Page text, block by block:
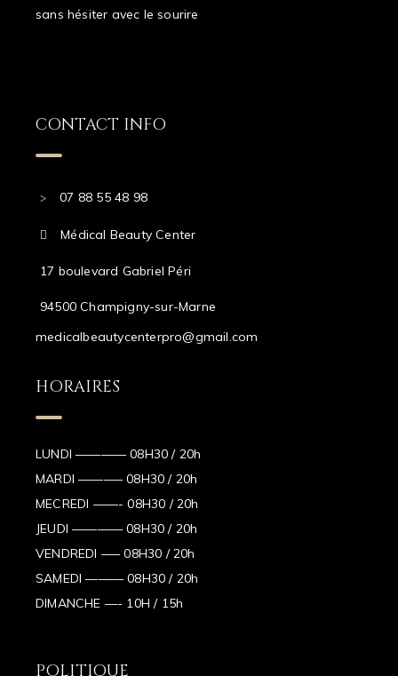
sans hésiter avec le sourire
CONTACT INFO
07 88 55 48 98
Médical Beauty Center
17 boulevard Gabriel Péri
94500 Champigny-sur-Marne
medicalbeautycenterpro@gmail.com
HORAIRES
LUNDI ———— 08H30 / 20h
MARDI ———– 08H30 / 20h
MECREDI ——- 08H30 / 20h
JEUDI ———— 08H30 / 20h
VENDREDI —– 08H30 / 20h
SAMEDI ——— 08H30 / 20h
DIMANCHE —- 10H / 15h
POLITIQUE